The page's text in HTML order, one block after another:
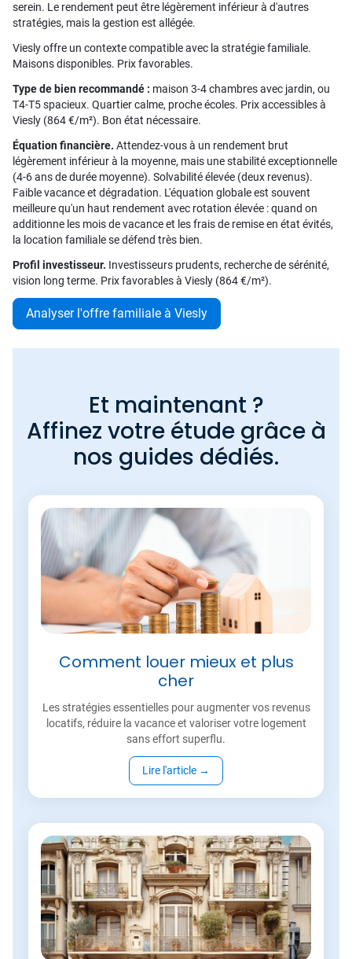
serein. Le rendement peut être légèrement inférieur à d'autres
stratégies, mais la gestion est allégée.
Viesly offre un contexte compatible avec la stratégie familiale.
Maisons disponibles. Prix favorables.
Type de bien recommandé : maison 3-4 chambres avec jardin, ou
T4-T5 spacieux. Quartier calme, proche écoles. Prix accessibles à
Viesly (864 €/m²). Bon état nécessaire.
Équation financière. Attendez-vous à un rendement brut
légèrement inférieur à la moyenne, mais une stabilité exceptionnelle
(4-6 ans de durée moyenne). Solvabilité élevée (deux revenus).
Faible vacance et dégradation. L'équation globale est souvent
meilleure qu'un haut rendement avec rotation élevée : quand on
additionne les mois de vacance et les frais de remise en état évités,
la location familiale se défend très bien.
Profil investisseur. Investisseurs prudents, recherche de sérénité,
vision long terme. Prix favorables à Viesly (864 €/m²).
Analyser l'offre familiale à Viesly
Et maintenant ?
Affinez votre étude grâce à
nos guides dédiés.
Comment louer mieux et plus
cher
Les stratégies essentielles pour augmenter vos revenus
locatifs, réduire la vacance et valoriser votre logement
sans effort superflu.
Lire l'article →